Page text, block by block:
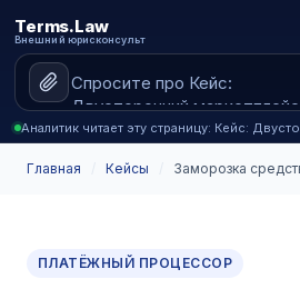
Terms.Law
Внешний юрисконсульт
Аналитик читает эту страницу: Кейс:
Главная Кейсы Заморозка
ПЛАТЁЖНЫЙ ПРОЦЕССОР